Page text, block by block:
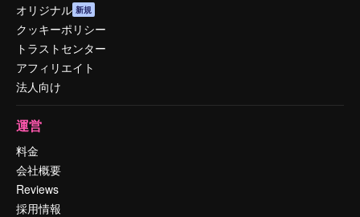
オリジナル 新規
クッキーポリシー
トラストセンター
アフィリエイト
法人向け
運営
料金
会社概要
Reviews
採用情報